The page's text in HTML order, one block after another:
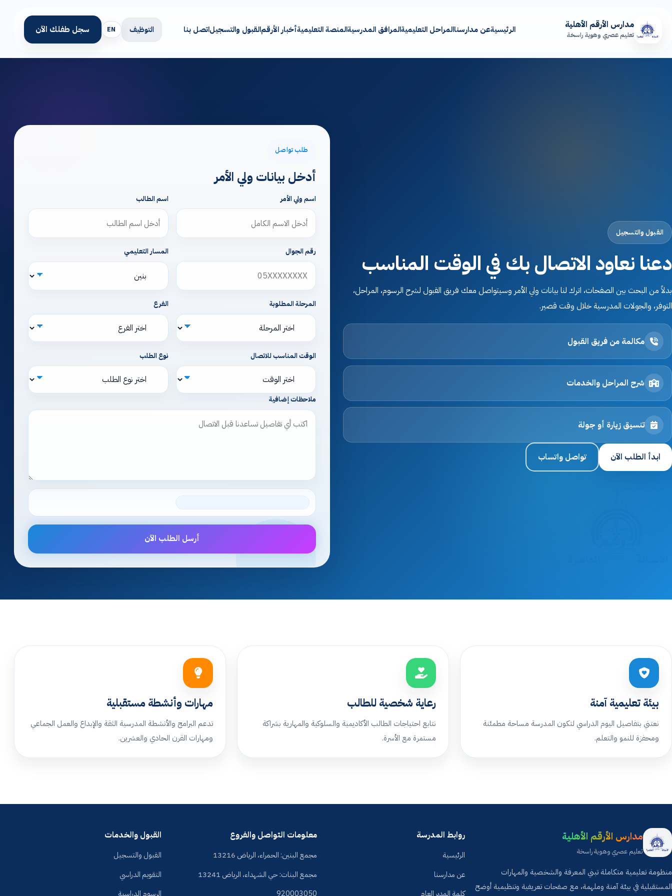
مدارس الأرقم الأهلية
تعليم عصري وهوية راسخة الرئيسيةعن مدارسناالمراحل التعليميةالمرافق المدرسيةالمنصة التعليميةأخبار الأرقمالقبول والتسجيلاتصل بنا التوظيف EN سجل طفلك الآن
أخبار الأرقم
الخصوصية
الشروط والأحكام
التوظيف
ابدأ التسجيل
القبول والتسجيل
دعنا نعاود الاتصال بك في الوقت المناسب
بدلاً من البحث بين الصفحات، اترك لنا بيانات ولي الأمر وسيتواصل معك فريق القبول لشرح الرسوم، المراحل،
التوفر، والجولات المدرسية خلال وقت قصير.
مكالمة من فريق القبول
شرح المراحل والخدمات
تنسيق زيارة أو جولة
ابدأ الطلب الآن تواصل واتساب
طلب تواصل
أدخل بيانات ولي الأمر
اسم ولي الأمر اسم الطالب
رقم الجوال المسار التعليمي
المرحلة المطلوبة الفرع
الوقت المناسب للاتصال نوع الطلب
ملاحظات إضافية
أرسل الطلب الآن
بيئة تعليمية آمنة
نعتني بتفاصيل اليوم الدراسي لتكون المدرسة مساحة مطمئنة
ومحفزة للنمو والتعلم.
رعاية شخصية للطالب
نتابع احتياجات الطالب الأكاديمية والسلوكية والمهارية بشراكة
مستمرة مع الأسرة.
مهارات وأنشطة مستقبلية
تدعم البرامج والأنشطة المدرسية الثقة والإبداع والعمل الجماعي
ومهارات القرن الحادي والعشرين.
مدارس الأرقم الأهلية
تعليم عصري وهوية راسخة
منظومة تعليمية متكاملة تبني المعرفة والشخصية والمهارات
المستقبلية في بيئة آمنة وملهمة، مع صفحات تعريفية وتنظيمية أوضح
روابط المدرسة
الرئيسية
عن مدارسنا
كلمة المدير العام
معلومات التواصل والفروع
مجمع البنين: الحمراء، الرياض 13216
مجمع البنات: حي الشهداء، الرياض 13241
920003050
القبول والخدمات
القبول والتسجيل
التقويم الدراسي
الرسوم الدراسية